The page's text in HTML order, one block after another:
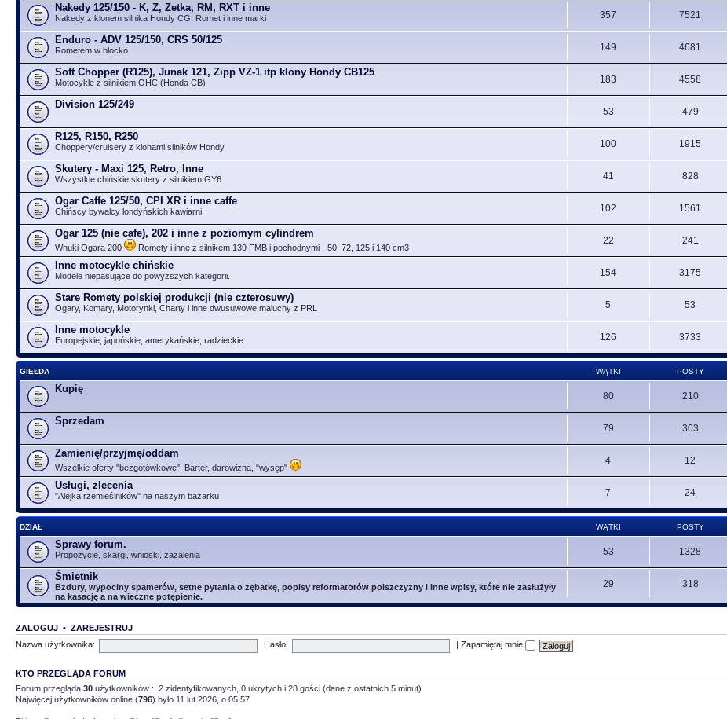
Nakedy 125/150 - K, Z, Zetka, RM, RXT i inne
Nakedy z klonem silnika Hondy CG. Romet i inne marki 357 7521
Enduro - ADV 125/150, CRS 50/125
Rometem w błocko 149 4681
Soft Chopper (R125), Junak 121, Zipp VZ-1 itp klony Hondy CB125
Motocykle z silnikiem OHC (Honda CB) 183 4558
Division 125/249
53 479
R125, R150, R250
Choppery/cruisery z klonami silników Hondy 100 1915
Skutery - Maxi 125, Retro, Inne
Wszystkie chińskie skutery z silnikiem GY6 41 828
Ogar Caffe 125/50, CPI XR i inne caffe
Chińscy bywalcy londyńskich kawiarni 102 1561
Ogar 125 (nie cafe), 202 i inne z poziomym cylindrem
Wnuki Ogara 200 Romety i inne z silnikem 139 FMB i pochodnymi - 50, 72, 125 i 140 cm3
22 241
Inne motocykle chińskie
Modele niepasujące do powyższych kategorii. 154 3175
Stare Romety polskiej produkcji (nie czterosuwy)
Ogary, Komary, Motorynki, Charty i inne dwusuwowe maluchy z PRL 5 53
Inne motocykle
Europejskie, japońskie, amerykańskie, radzieckie 126 3733
GIEŁDA WĄTKI POSTY
Kupię
80 210
Sprzedam
79 303
Zamienię/przyjmę/oddam
Wszelkie oferty "bezgotówkowe". Barter, darowizna, "wysęp"
4 12
Usługi, zlecenia
"Alejka rzemieślników" na naszym bazarku 7 24
DZIAŁ WĄTKI POSTY
Sprawy forum.
Propozycje, skargi, wnioski, zażalenia 53 1328
Śmietnik
Bzdury, wypociny spamerów, setne pytania o zębatkę, popisy reformatorów polszczyzny i inne wpisy, które nie zasłużyły
na kasację a na wieczne potępienie.
29 318
ZALOGUJ • ZAREJESTRUJ
Nazwa użytkownika:
Hasło: |Zapamiętaj mnie
KTO PRZEGLĄDA FORUM
Forum przegląda 30 użytkowników :: 2 zidentyfikowanych, 0 ukrytych i 28 gości (dane z ostatnich 5 minut)
Najwięcej użytkowników online (796) było 11 lut 2026, o 05:57